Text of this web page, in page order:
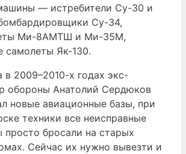
— истребители Су-30 и
Су-34,
Ми-8АМТШ и Ми-35М,
самолеты Як-130.
в 2009–2010-х годах экс-
обороны Анатолий Сердюков
новые авиационные базы, при
техники все неисправные
бросали на старых
Сейчас их нужно вывезти и